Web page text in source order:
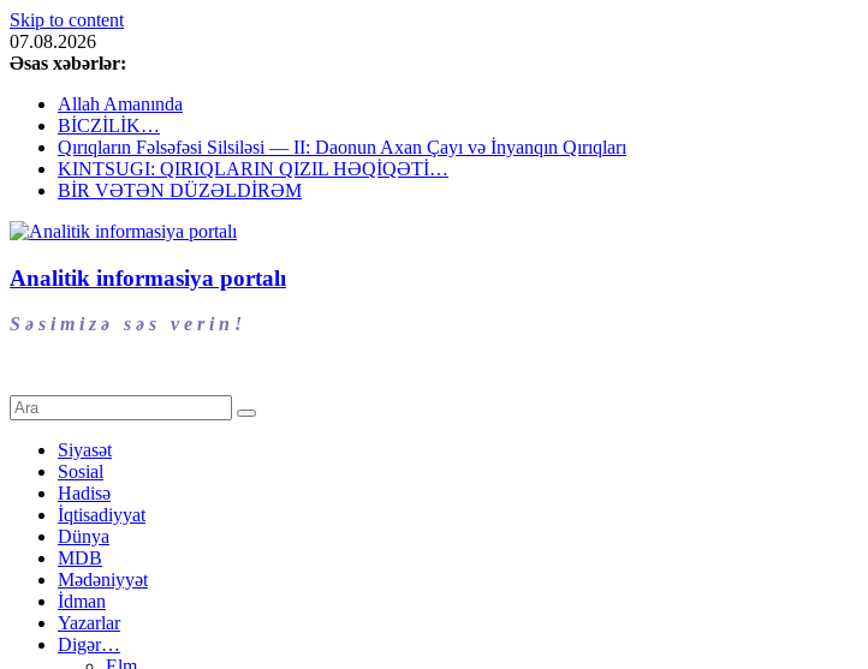
Skip to content
07.08.2026
Əsas xəbərlər:
Allah Amanında
BİCZİLİK…
Qırıqların Fəlsəfəsi Silsiləsi — II: Daonun Axan Çayı və İnyanqın Qırıqları
KINTSUGI: QIRIQLARIN QIZIL HƏQİQƏTİ…
BİR VƏTƏN DÜZƏLDİRƏM
Analitik informasiya portalı
S ə s i m i z ə s ə s v e r i n !
Siyasət
Sosial
Hadisə
İqtisadiyyat
Dünya
MDB
Mədəniyyət
İdman
Yazarlar
Digər…